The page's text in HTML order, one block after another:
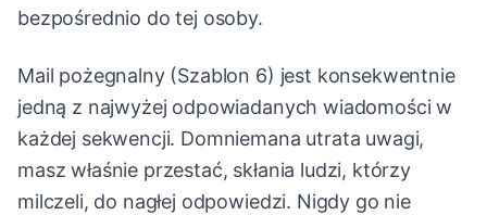
bezpośrednio do tej osoby.
Mail pożegnalny (Szablon 6) jest konsekwentnie
jedną z najwyżej odpowiadanych wiadomości w
każdej sekwencji. Domniemana utrata uwagi,
masz właśnie przestać, skłania ludzi, którzy
milczeli, do nagłej odpowiedzi. Nigdy go nie